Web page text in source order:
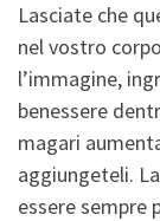
Lasciate che
nel vostro
l’immagine,
benessere
magari
aggiungeteli.
essere sempre